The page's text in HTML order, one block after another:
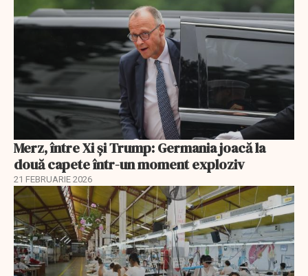
Merz, între Xi și Trump: Germania joacă la
două capete într-un moment exploziv
21 FEBRUARIE 2026